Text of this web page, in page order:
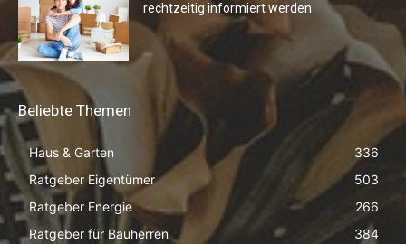
rechtzeitig informiert werden
Beliebte Themen
Haus & Garten
336
Ratgeber Eigentümer
503
Ratgeber Energie
266
Ratgeber für Bauherren
384